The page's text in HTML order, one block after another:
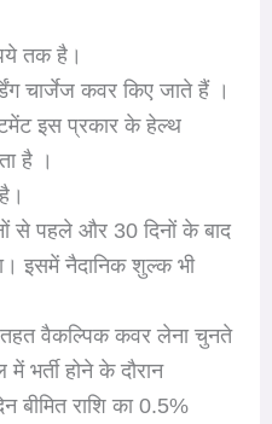
तक है।
चार्जेज कवर किए जाते हैं ।
इस प्रकार के हेल्थ
है ।
से पहले और 30 दिनों के बाद
इसमें नैदानिक शुल्क भी
वैकल्पिक कवर लेना चुनते
भर्ती होने के दौरान
बीमित राशि का 0.5%